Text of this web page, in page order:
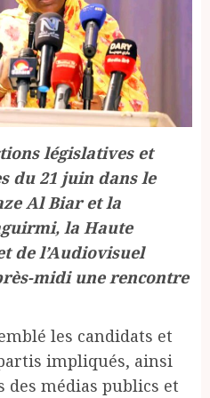
législatives et
du 21 juin dans le
Al Biar et la
la Haute
de l’Audiovisuel
midi une rencontre
les candidats et
impliqués, ainsi
des médias publics et